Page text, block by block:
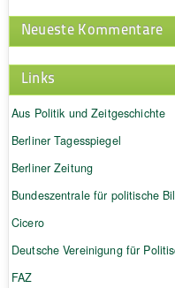
Neueste Kommentare
Links
Aus Politik und Zeitgeschichte
Berliner Tagesspiegel
Berliner Zeitung
Bundeszentrale für politische
Cicero
Deutsche Vereinigung für
FAZ